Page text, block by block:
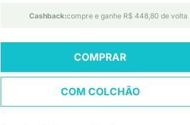
Cashback:compre e ganhe R$ 448,80 de volta
COMPRAR
COM COLCHÃO